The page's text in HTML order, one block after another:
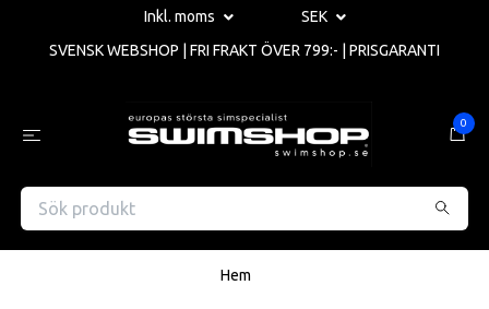
Inkl. moms
SEK
SVENSK WEBSHOP | FRI FRAKT ÖVER 799:- | PRISGARANTI
0
Hem